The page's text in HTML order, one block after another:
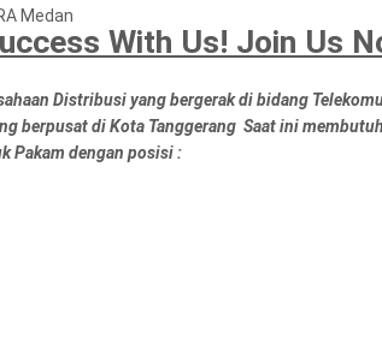
Medan
With Us! Join Us
Distribusi yang bergerak di bidang
berpusat di Kota Tanggerang Saat ini
Pakam dengan posisi :